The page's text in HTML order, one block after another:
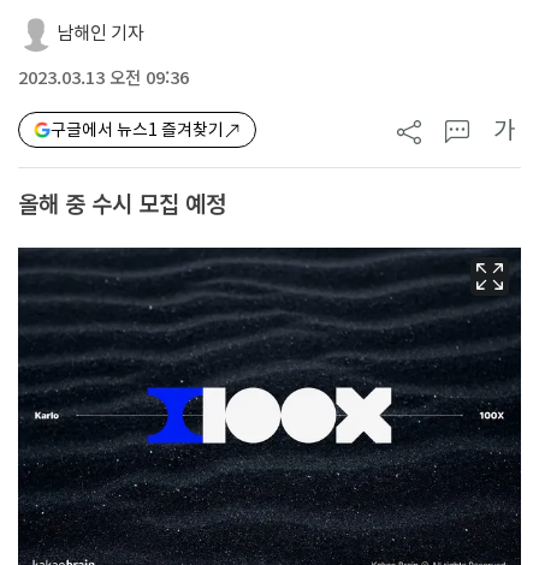
남해인 기자
2023.03.13 오전 09:36
구글에서 뉴스1 즐겨찾기 가
올해 중 수시 모집 예정